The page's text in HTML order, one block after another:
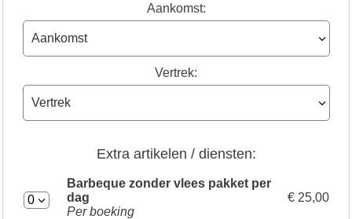
Aankomst:
Vertrek:
Extra artikelen / diensten:
Barbeque zonder vlees pakket per
dag
Per boeking
€ 25,00